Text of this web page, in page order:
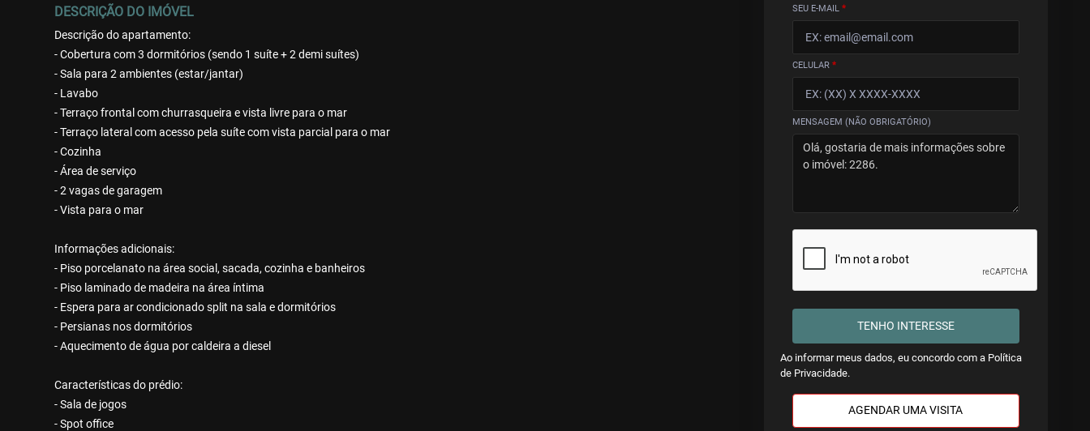
DESCRIÇÃO DO IMÓVEL
Descrição do apartamento:
- Cobertura com 3 dormitórios (sendo 1 suíte + 2 demi suítes)
- Sala para 2 ambientes (estar/jantar)
- Lavabo
- Terraço frontal com churrasqueira e vista livre para o mar
- Terraço lateral com acesso pela suíte com vista parcial para o mar
- Cozinha
- Área de serviço
- 2 vagas de garagem
- Vista para o mar
Informações adicionais:
- Piso porcelanato na área social, sacada, cozinha e banheiros
- Piso laminado de madeira na área íntima
- Espera para ar condicionado split na sala e dormitórios
- Persianas nos dormitórios
- Aquecimento de água por caldeira a diesel
Características do prédio:
- Sala de jogos
- Spot office
SEU E-MAIL *
CELULAR *
MENSAGEM (NÃO OBRIGATÓRIO)
TENHO INTERESSE
Ao informar meus dados, eu concordo com a Política
de Privacidade.
AGENDAR UMA VISITA